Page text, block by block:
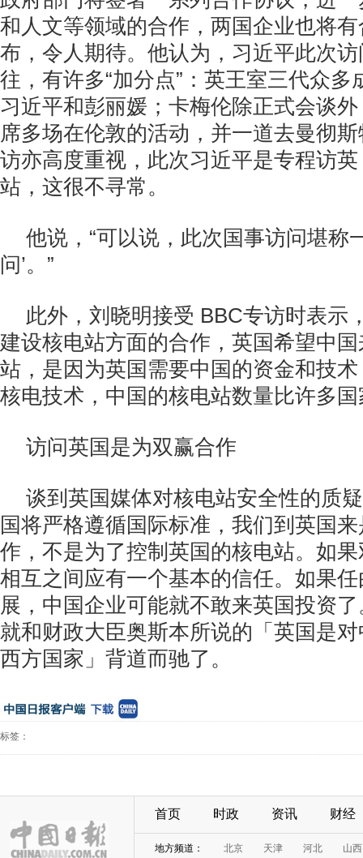
和人文等领域的合作，两国企业也将有
布，令人期待。他认为，习近平此次
往，有许多“加分点”：英王室三代众多
习近平和彭丽媛；卡梅伦除正式会谈
席多场在伦敦的活动，并一道去曼彻
访亦高度重视，此次习近平是专程访
站，这很不寻常。
他说，“可以说，此次国事访问堪称
问’。”
此外，刘晓明接受 BBC专访时表示
建设核电站方面的合作，英国希望中
站，是因为英国需要中国的资金和技
核电技术，中国的核电站数量比许多
访问英国是为双赢合作
谈到英国媒体对核电站安全性的质
国将严格遵循国际标准，我们到英国
作，不是为了控制英国的核电站。如
相互之间应有一个基本的信任。如果
展，中国企业可能就不敢来英国投资
就和财政大臣奥斯本所说的「英国是
西方国家」背道而驰了。
标签：
首页 时政 资讯 财经
地方频道： 北京 天津 河北
山西